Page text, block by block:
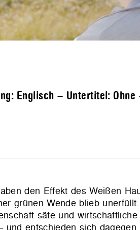
Englisch – Untertitel: Ohne
den Effekt des Weißen
grünen Wende blieb
säte und
entschieden sich